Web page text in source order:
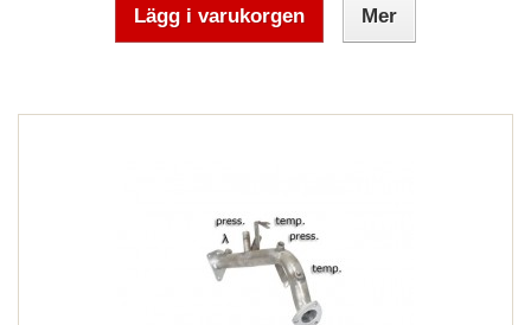
Lägg i varukorgen Mer